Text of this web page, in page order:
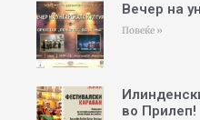
Вечер на
Повеќе »
во Прилеп!